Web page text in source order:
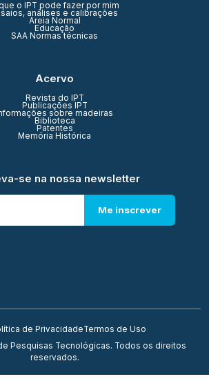
o IPT pode fazer por mim
análises e calibrações
Areia Normal
Educação
SAA Normas técnicas
Acervo
Revista do IPT
Publicações IPT
sobre madeiras
Biblioteca
Patentes
Memória Histórica
se na nossa newsletter
Me inscrever
de PrivacidadeTermos de Uso
Pesquisas Tecnológicas. Todos os direitos
reservados.